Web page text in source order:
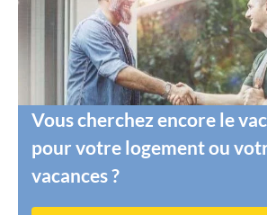
Vous cherchez encore le
pour votre logement ou
vacances ?